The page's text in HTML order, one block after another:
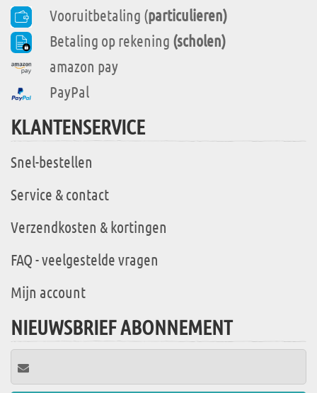
Vooruitbetaling (particulieren)
Betaling op rekening (scholen)
amazon pay
PayPal
KLANTENSERVICE
Snel-bestellen
Service & contact
Verzendkosten & kortingen
FAQ - veelgestelde vragen
Mijn account
NIEUWSBRIEF ABONNEMENT